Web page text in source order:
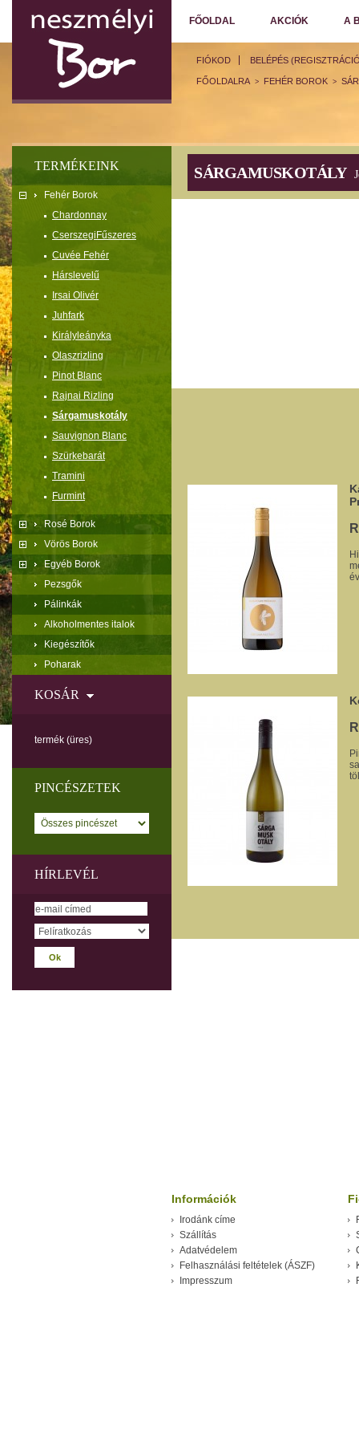
FIÓKOD BELÉPÉS
FŐOLDAL AKCIÓK A
TERMÉKEINK
Fehér Borok
Chardonnay
CserszegiFűszeres
Cuvée Fehér
Hárslevelű
Irsai Olivér
Juhfark
Királyleányka
Olaszrizling
Pinot Blanc
Rajnai Rizling
Sárgamuskotály
Sauvignon Blanc
Szürkebarát
Tramini
Furmint
Rosé Borok
Vörös Borok
Egyéb Borok
Pezsgők
Pálinkák
Alkoholmentes italok
Kiegészítők
Poharak
KOSÁR
termék (üres)
PINCÉSZETEK
HÍRLEVÉL
FŐOLDALRA > FEHÉR BOROK >
SÁRGAMUSKOTÁLY
Információk
Irodánk címe
Szállítás
Adatvédelem
Felhasználási feltételek (ÁSZF)
Impresszum